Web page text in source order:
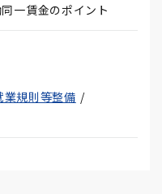
一賃金のポイント
業規則等整備